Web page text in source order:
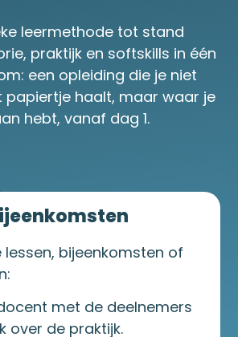
leermethode tot stand
praktijk en softskills in één
een opleiding die je niet
papiertje haalt, maar waar je
hebt, vanaf dag 1.
lessen, bijeenkomsten of
met de deelnemers
over de praktijk.